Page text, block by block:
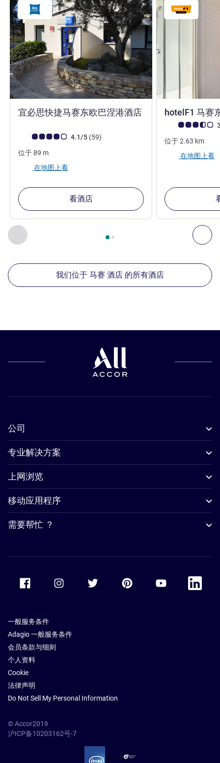
上一个 - 我们在附近的其他酒店 下
第 1页，共 , 我们在附近的其他酒店 1 :, 我们在附近的
宜必思快捷马赛东欧巴涅港酒店2 星
客户意见评级 (ALL 评级)
4.1/5 (59评论
)
位于89 m
在地图上看
看酒店
hotelF1 马赛
客户意见评级
位于2.63 km
在地图上看
我们位于 马赛 酒店 的所有酒店
公司
专业解决方案
上网浏览
移动应用程序
需要帮忙 ？
Accor Youtube
Accor
一般服务条件
Adagio 一般服务条件
会员条款与细则
个人资料
Cookie
法律声明
Do Not Sell My Personal Information
© Accor2019
沪ICP备10203162号-7